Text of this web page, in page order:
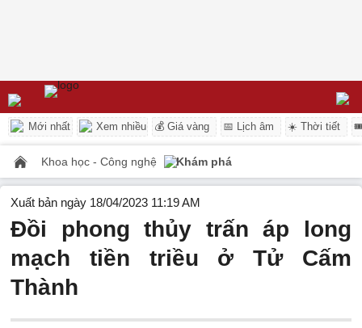
Mới nhất Xem nhiều 💰 Giá vàng 📅 Lịch âm ☀️ Thời tiết
Khoa học - Công nghệ Khám phá
Xuất bản ngày 18/04/2023 11:19 AM
Đồi phong thủy trấn áp long
mạch tiền triều ở Tử Cấm
Thành